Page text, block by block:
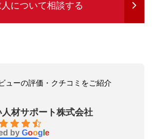
について相談する
ューの評価・クチコミをご紹介
材サポート株式会社
by Goog e